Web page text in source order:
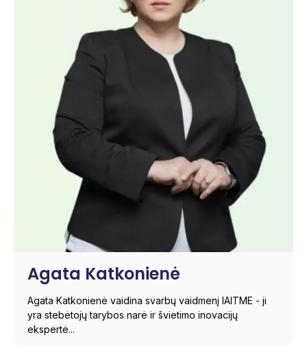
Agata Katkonienė
Agata Katkonienė vaidina svarbų vaidmenį IAITME - ji
yra stebėtojų tarybos narė ir švietimo inovacijų
ekspertė...